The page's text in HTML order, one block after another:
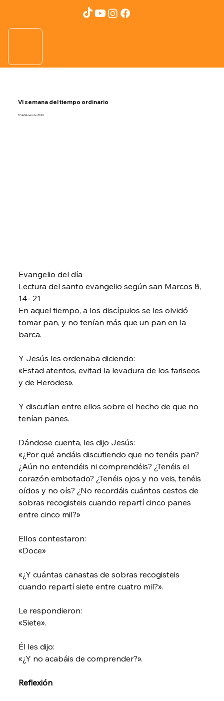
VI semana del tiempo ordinario
17 de febrero de 2026
Evangelio del día
Lectura del santo evangelio según san Marcos 8,
14- 21
En aquel tiempo, a los discípulos se les olvidó
tomar pan, y no tenían más que un pan en la
barca.
Y Jesús les ordenaba diciendo:
«Estad atentos, evitad la levadura de los fariseos
y de Herodes».
Y discutían entre ellos sobre el hecho de que no
tenían panes.
Dándose cuenta, les dijo Jesús:
«¿Por qué andáis discutiendo que no tenéis pan?
¿Aún no entendéis ni comprendéis? ¿Tenéis el
corazón embotado? ¿Tenéis ojos y no veis, tenéis
oídos y no oís? ¿No recordáis cuántos cestos de
sobras recogisteis cuando repartí cinco panes
entre cinco mil?»
Ellos contestaron:
«Doce»
«¿Y cuántas canastas de sobras recogisteis
cuando repartí siete entre cuatro mil?».
Le respondieron:
«Siete».
Él les dijo:
«¿Y no acabáis de comprender?».
Reflexión